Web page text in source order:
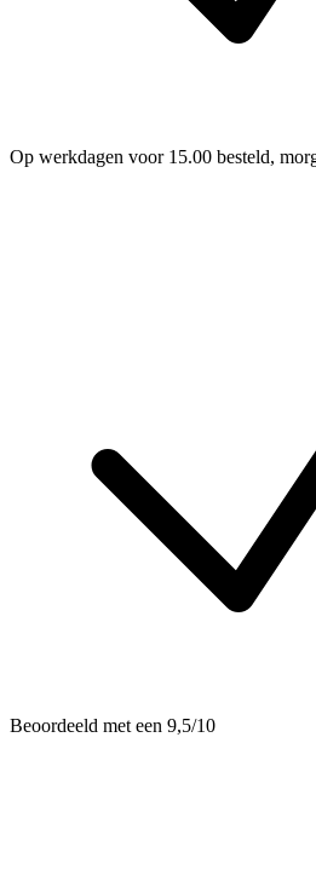
Op werkdagen voor 15.00 besteld,
Beoordeeld met een 9,5/10